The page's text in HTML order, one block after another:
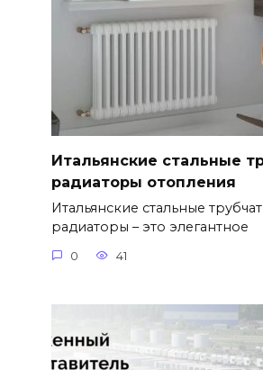
Итальянские стальные
радиаторы отопления
Итальянские стальные
радиаторы – это элегантное
0 41